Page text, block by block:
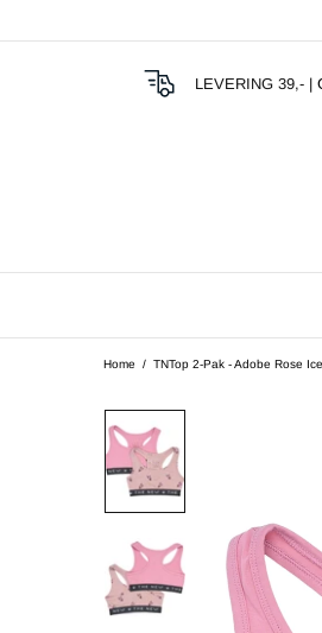
LEVERING 39,- |
Home TNTop 2-Pak - Adobe Rose